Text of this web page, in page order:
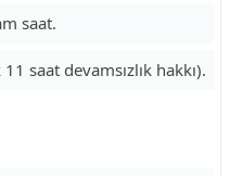
saat.
saat devamsızlık hakkı).